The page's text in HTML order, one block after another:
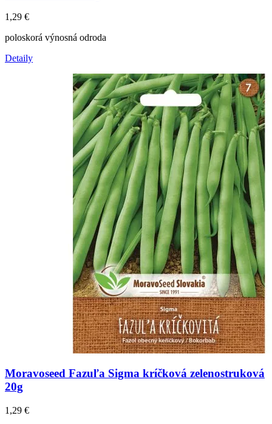
1,29 €
poloskorá výnosná odroda
Detaily
Moravoseed Fazuľa Sigma kríčková zelenostruková
20g
1,29 €